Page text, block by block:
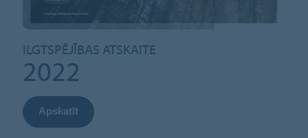
ILGTSPĒJĪBAS ATSKAITE
2022
Apskatīt